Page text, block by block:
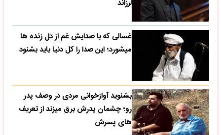
لرزاند
غسالی که با صدایش غم از دل زنده ها
میشورد؛ این صدا را کل دنیا باید بشنود
بشنوید آوازخوانی مردی در وصف پدر
رو؛ چشمان پدرش برق میزند از تعریف
های پسرش